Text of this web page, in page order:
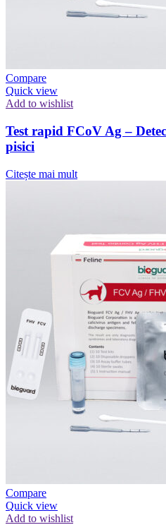
Compare
Quick view
Add to wishlist
Test rapid FCoV Ag –
pisici
Citește mai mult
Compare
Quick view
Add to wishlist